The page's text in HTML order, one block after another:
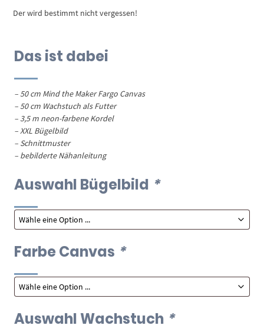
Der wird bestimmt nicht vergessen!
Das ist dabei
– 50 cm Mind the Maker Fargo Canvas
– 50 cm Wachstuch als Futter
– 3,5 m neon-farbene Kordel
– XXL Bügelbild
– Schnittmuster
– bebilderte Nähanleitung
Auswahl Bügelbild *
Farbe Canvas *
Auswahl Wachstuch *